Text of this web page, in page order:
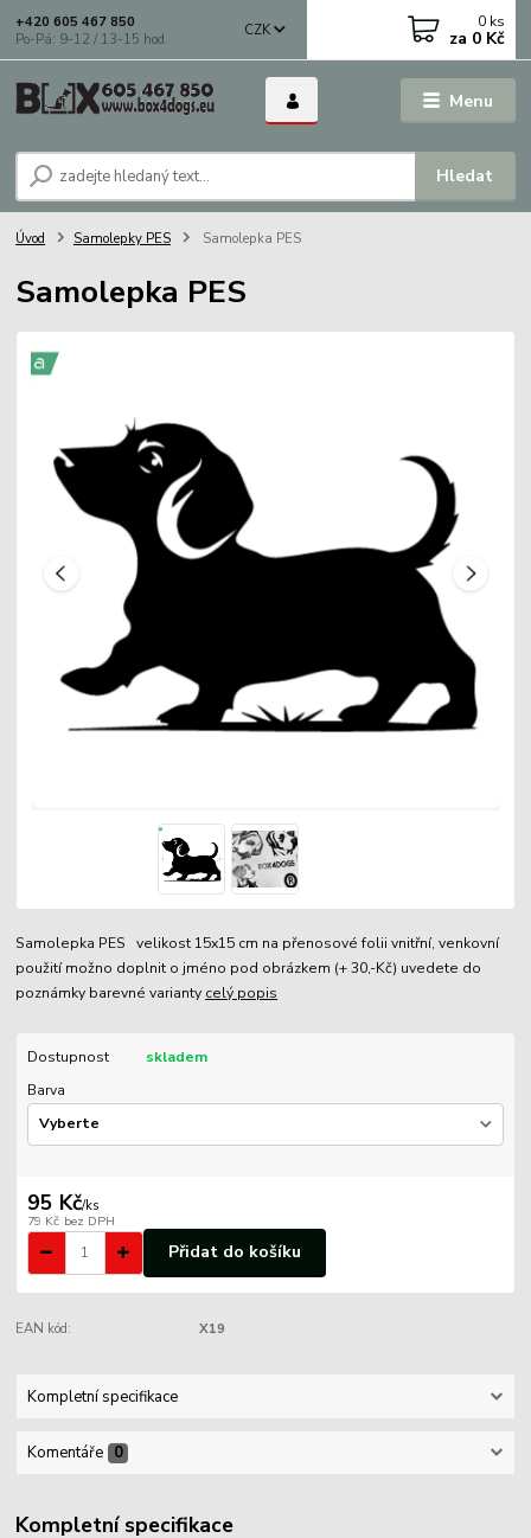
Menu
CZK
Hledat
+420 605 467 850
Po-Pá: 9-12 / 13-15 hod.
0 ks
za 0 Kč
Úvod Samolepky PES Samolepka PES
Samolepka PES
Samolepka PES velikost 15x15 cm na přenosové folii vnitřní, venkovní
použití možno doplnit o jméno pod obrázkem (+ 30,-Kč) uvedete do
poznámky barevné varianty celý popis
Dostupnost
skladem
Barva
95 Kč/ks
79 Kč bez DPH
Přidat do košíku
EAN kód: X19
Kompletní specifikace
Komentáře 0
Kompletní specifikace